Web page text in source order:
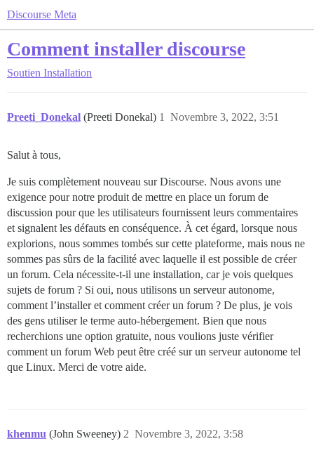
Discourse Meta
Comment installer discourse
Soutien Installation
Preeti_Donekal (Preeti Donekal) Novembre 3, 2022, 3:51
1
Salut à tous,
Je suis complètement nouveau sur Discourse. Nous avons une
exigence pour notre produit de mettre en place un forum de
discussion pour que les utilisateurs fournissent leurs commentaires
et signalent les défauts en conséquence. À cet égard, lorsque nous
explorions, nous sommes tombés sur cette plateforme, mais nous ne
sommes pas sûrs de la facilité avec laquelle il est possible de créer
un forum. Cela nécessite-t-il une installation, car je vois quelques
sujets de forum ? Si oui, nous utilisons un serveur autonome,
comment l’installer et comment créer un forum ? De plus, je vois
des gens utiliser le terme auto-hébergement. Bien que nous
recherchions une option gratuite, nous voulions juste vérifier
comment un forum Web peut être créé sur un serveur autonome tel
que Linux. Merci de votre aide.
khenmu (John Sweeney) Novembre 3, 2022, 3:58
2